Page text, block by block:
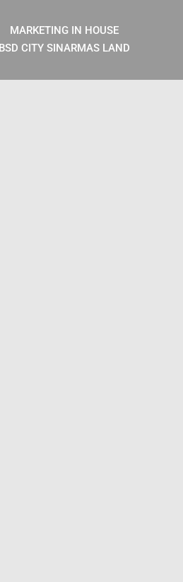
MARKETING IN HOUSE
BSD CITY SINARMAS LAND